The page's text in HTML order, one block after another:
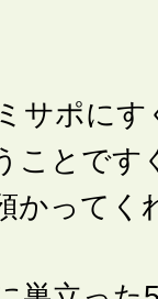
サポにす
ことです
かってく